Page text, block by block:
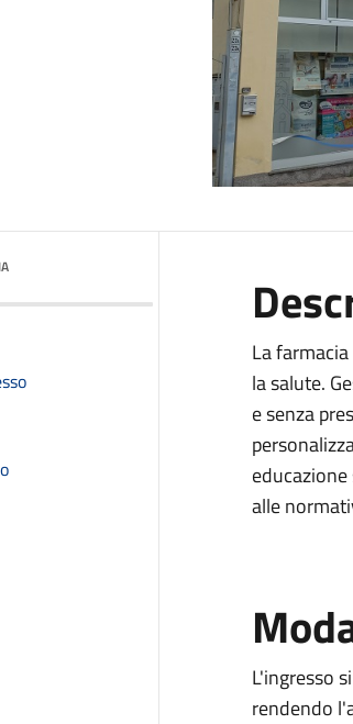
La
la salute.
e senza
alle
L'ingresso
rendendo